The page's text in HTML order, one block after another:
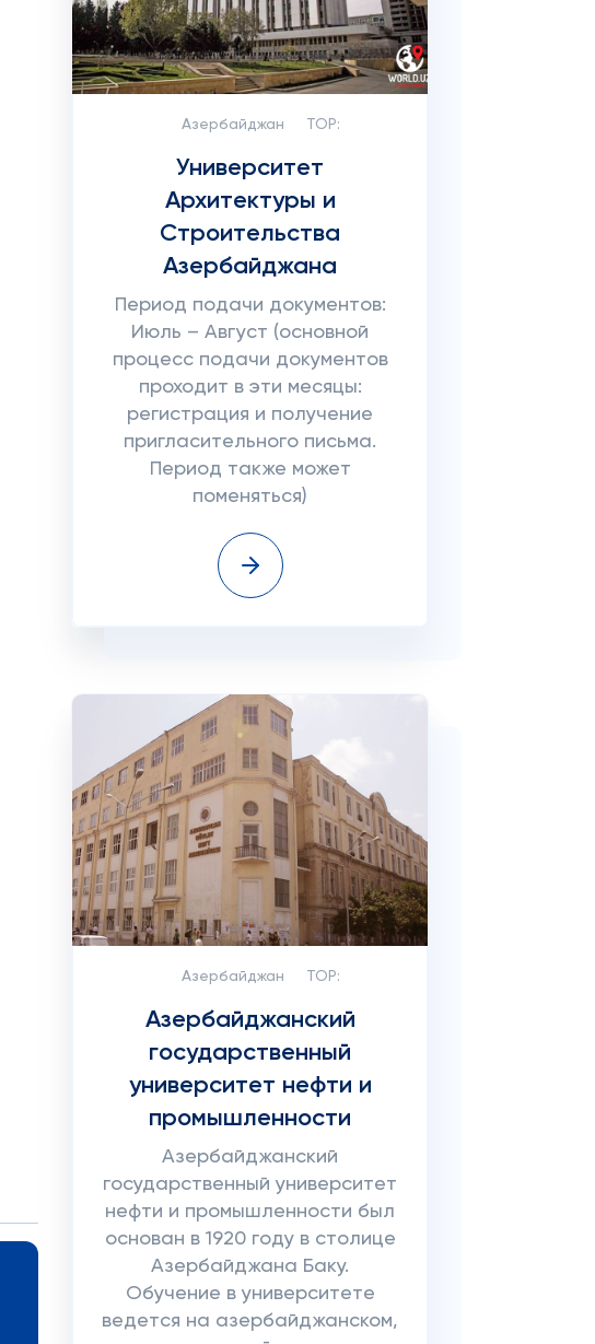
Азербайджан TOP:
Университет
Архитектуры и
Строительства
Азербайджана
Период подачи документов:
Июль – Август (основной
процесс подачи документов
проходит в эти месяцы:
регистрация и получение
пригласительного письма.
Период также может
поменяться)
Азербайджан TOP:
Азербайджанский
государственный
университет нефти и
промышленности
Азербайджанский
государственный университет
нефти и промышленности был
основан в 1920 году в столице
Азербайджана Баку.
Обучение в университете
ведется на азербайджанском,